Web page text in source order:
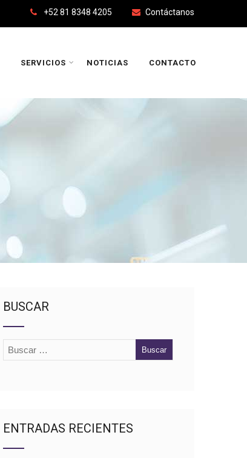
+52 81 8348 4205 Contáctanos
SERVICIOS NOTICIAS CONTACTO
BUSCAR
ENTRADAS RECIENTES